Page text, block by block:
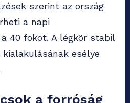
szerint az ország
a napi
40 fokot. A légkör stabil
esélye
a forróság